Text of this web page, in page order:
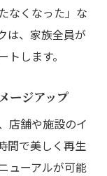
なくなった」な
は、家族全員が
します。
ージアップ
店舗や施設のイ
間で美しく再生
ューアルが可能